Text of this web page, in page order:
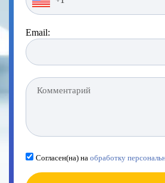
Email:
Согласен(на) на обработку